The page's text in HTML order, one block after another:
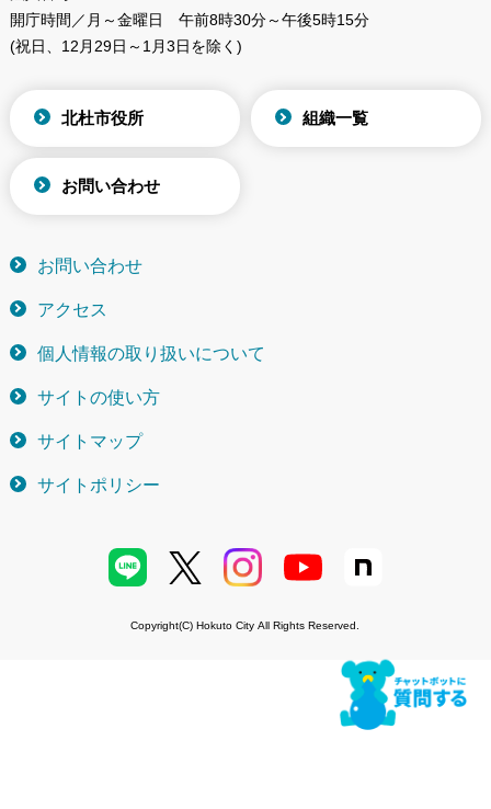
開庁時間／月～金曜日
午前8時30分～午後5時15分
(祝日、12月29日～1月3日を除く)
北杜市役所 組織一覧
お問い合わせ
お問い合わせ
アクセス
個人情報の取り扱いについて
サイトの使い方
サイトマップ
サイトポリシー
Copyright(C) Hokuto City All Rights Reserved.